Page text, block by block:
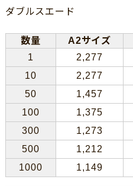
ダブルスエード
数量 A2サイズ
1
2,277
10
2,277
50
1,457
100
1,375
300
1,273
500
1,212
1000
1,149